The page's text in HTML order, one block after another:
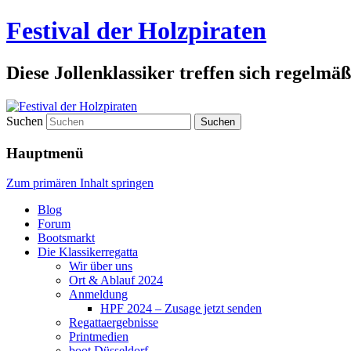
Festival der Holzpiraten
Diese Jollenklassiker treffen sich
Suchen
Hauptmenü
Zum primären Inhalt springen
Blog
Forum
Bootsmarkt
Die Klassikerregatta
Wir über uns
Ort & Ablauf 2024
Anmeldung
HPF 2024 – Zusage jetzt senden
Regattaergebnisse
Printmedien